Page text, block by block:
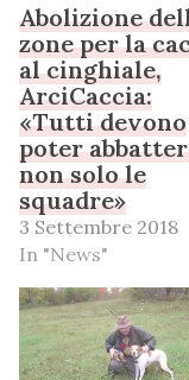
Abolizione
zone per la
al cinghiale,
ArciCaccia:
«Tutti devono
poter
non solo le
squadre»
3 Settembre 2018
In "News"